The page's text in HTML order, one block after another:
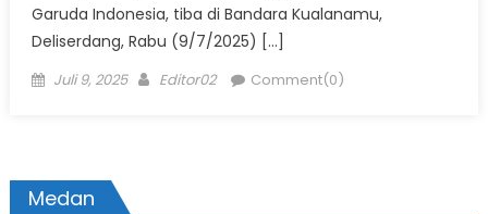
Garuda Indonesia, tiba di Bandara Kualanamu,
Deliserdang, Rabu (9/7/2025) […]
Posted
Juli 9, 2025 Author
Editor02 Comment(0)
Medan